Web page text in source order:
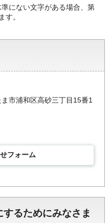
にない文字がある場合、第
す。
市浦和区高砂三丁目15番1
フォーム
るためにみなさま